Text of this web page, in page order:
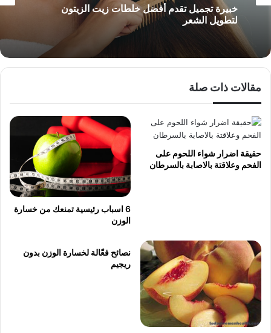
خبيرة تجميل تقدم أفضل خلطات زيت الزيتون
لتطويل الشعر
مقالات ذات صلة
حقيقة اضرار شواء اللحوم على
الفحم وعلاقتة بالاصابة بالسرطان
6 اسباب رئيسية تمنعك من خسارة
الوزن
نصائح فعّالة لخسارة الوزن بدون
ريجيم